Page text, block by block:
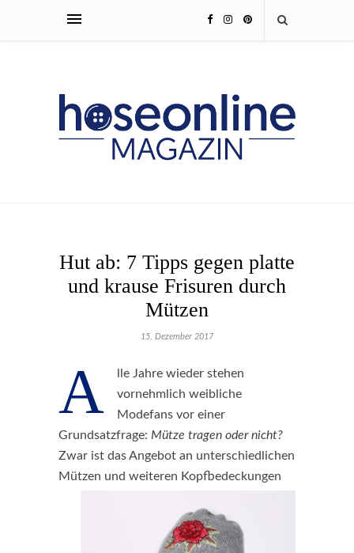
Hut ab: 7 Tipps gegen platte
und krause Frisuren durch
Mützen
15. Dezember 2017
A
lle Jahre wieder stehen
vornehmlich weibliche
Modefans vor einer
Grundsatzfrage: Mütze tragen oder nicht?
Zwar ist das Angebot an unterschiedlichen
Mützen und weiteren Kopfbedeckungen